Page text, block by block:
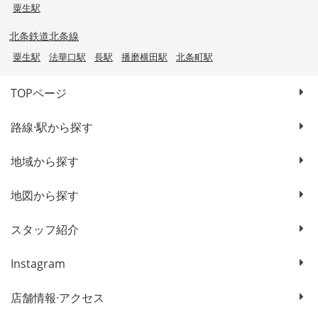
粟生駅
北条鉄道北条線
粟生駅 法華口駅 長駅 播磨横田駅 北条町駅
TOPページ
路線·駅から探す
地域から探す
地図から探す
スタッフ紹介
Instagram
店舗情報·アクセス